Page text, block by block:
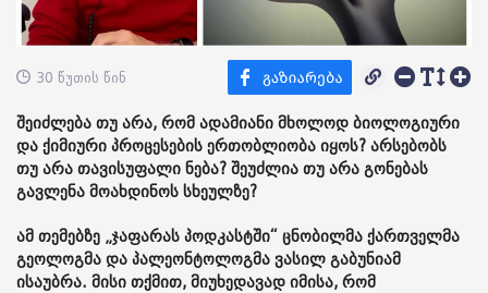
30 წუთის წინ
შეიძლება თუ არა, რომ ადამიანი მხოლოდ ბიოლოგიური
და ქიმიური პროცესების ერთობლიობა იყოს? არსებობს
თუ არა თავისუფალი ნება? შეუძლია თუ არა გონებას
გავლენა მოახდინოს სხეულზე?
ამ თემებზე „ჯაფარას პოდკასტში“ ცნობილმა ქართველმა
გეოლოგმა და პალეონტოლოგმა ვასილ გაბუნიამ
ისაუბრა. მისი თქმით, მიუხედავად იმისა, რომ